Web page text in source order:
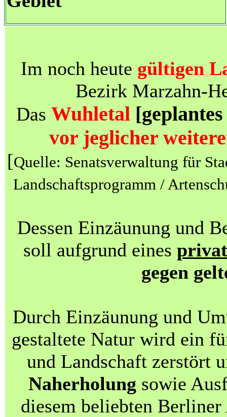
Im noch heute gültigen
Bezirk Marzahn-
Das Wuhletal
vor jeglicher
[Quelle: Senatsverwaltung für
Landschaftsprogramm /
Dessen Einzäunung und
soll aufgrund eines privat
gegen
Durch Einzäunung und
gestaltete Natur wird ein
und Landschaft zerstört
Naherholung sowie
diesem beliebten